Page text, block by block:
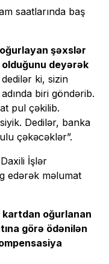
saatlarında baş
şəxslər
olduğunu deyərək
ki, sizin
biri göndərib.
pul çəkilib.
Dedilər, banka
çəkəcəklər”.
İşlər
edərək məlumat
kartdan oğurlanan
görə ödənilən